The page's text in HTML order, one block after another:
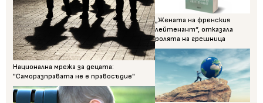
Национална мрежа за децата:
"Саморазправата не е правосъдие"
„Жената на френския
лейтенант“, отказала
ролята на грешница